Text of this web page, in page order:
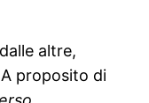
altre,
proposito di